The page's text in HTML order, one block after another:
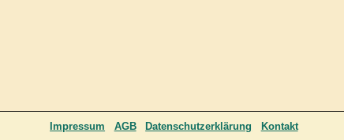
Kontakt
Datenschutzerklärung
AGB
Impressum